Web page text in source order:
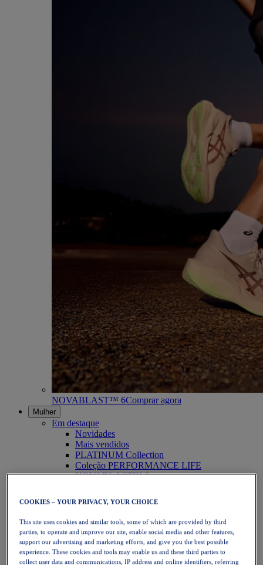
NOVABLAST™ 6Comprar agora
Mulher
Em destaque
Novidades
Mais vendidos
PLATINUM Collection
Coleção PERFORMANCE LIFE
NOVABLAST™ 6
Corrida
Corrida em trilho
Ténis
Voleibol
Andebol
Padel
Netball
COOKIES – YOUR PRIVACY, YOUR CHOICE
This site uses cookies and similar tools, some of which are provided by third
parties, to operate and improve our site, enable social media and other features,
support our advertising and marketing efforts, and give you the best possible
experience. These cookies and tools may enable us and these third parties to
collect user data and communications, IP address and online identifiers, referring